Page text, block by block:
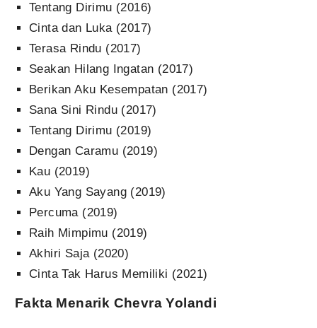
Tentang Dirimu (2016)
Cinta dan Luka (2017)
Terasa Rindu (2017)
Seakan Hilang Ingatan (2017)
Berikan Aku Kesempatan (2017)
Sana Sini Rindu (2017)
Tentang Dirimu (2019)
Dengan Caramu (2019)
Kau (2019)
Aku Yang Sayang (2019)
Percuma (2019)
Raih Mimpimu (2019)
Akhiri Saja (2020)
Cinta Tak Harus Memiliki (2021)
Fakta Menarik Chevra Yolandi